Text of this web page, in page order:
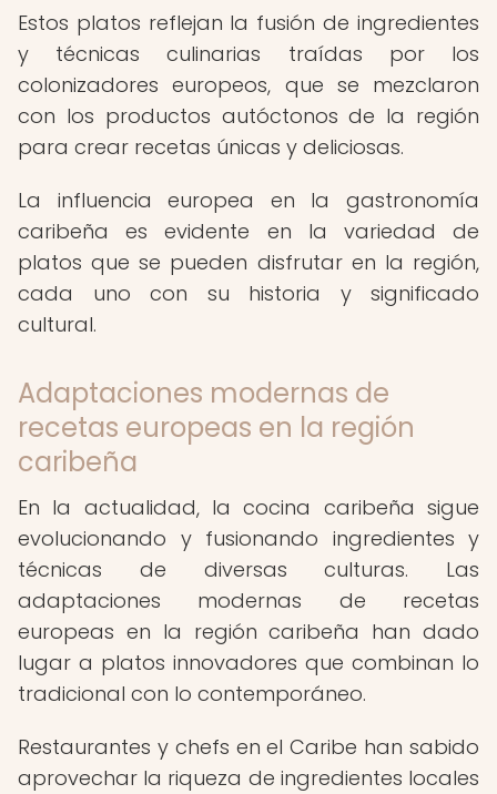
Estos platos reflejan la fusión de ingredientes
y técnicas culinarias traídas por los
colonizadores europeos, que se mezclaron
con los productos autóctonos de la región
para crear recetas únicas y deliciosas.
La influencia europea en la gastronomía
caribeña es evidente en la variedad de
platos que se pueden disfrutar en la región,
cada uno con su historia y significado
cultural.
Adaptaciones modernas de
recetas europeas en la región
caribeña
En la actualidad, la cocina caribeña sigue
evolucionando y fusionando ingredientes y
técnicas de diversas culturas. Las
adaptaciones modernas de recetas
europeas en la región caribeña han dado
lugar a platos innovadores que combinan lo
tradicional con lo contemporáneo.
Restaurantes y chefs en el Caribe han sabido
aprovechar la riqueza de ingredientes locales